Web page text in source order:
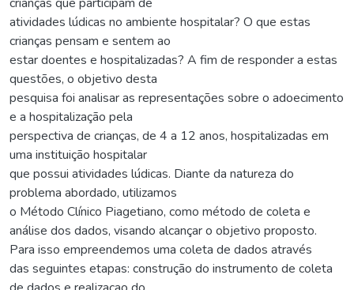
atividades lúdicas no ambiente hospitalar? O que estas
crianças pensam e sentem ao
estar doentes e hospitalizadas? A fim de responder a estas
questões, o objetivo desta
pesquisa foi analisar as representações sobre o adoecimento
e a hospitalização pela
perspectiva de crianças, de 4 a 12 anos, hospitalizadas em
uma instituição hospitalar
que possui atividades lúdicas. Diante da natureza do
problema abordado, utilizamos
o Método Clínico Piagetiano, como método de coleta e
análise dos dados, visando alcançar o objetivo proposto.
Para isso empreendemos uma coleta de dados através
das seguintes etapas: construção do instrumento de coleta